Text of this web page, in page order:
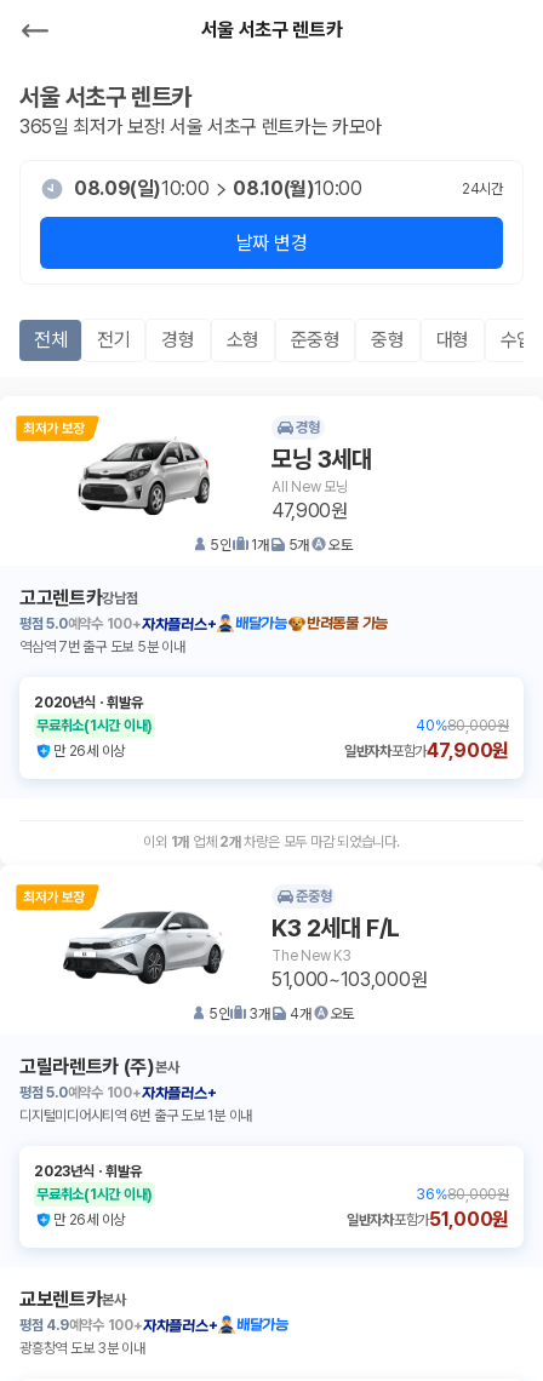
서울 서초구 렌트카
서울 서초구렌트카
365일 최저가 보장! 서울 서초구 렌트카는 카모아
08.09(일)10:00 08.10(월)10:00 24시간
날짜 변경
전체 전기 경형 소형 준중형 중형 대형 수입
경형
모닝 3세대
All New 모닝
47,900원
5인 1개 5개 오토
고고렌트카강남점
평점 5.0예약수 100+자차플러스+ 배달가능
반려동물 가능
역삼역 7번 출구 도보 5분 이내
2020년식 ㆍ휘발유
무료취소(1시간 이내) 40%80,000원
만 26세 이상
일반자차포함가47,900원
이외 1개 업체 2개 차량은 모두 마감 되었습니다.
준중형
K3 2세대 F/L
The New K3
51,000~103,000원
5인 3개 4개 오토
고릴라렌트카 (주)본사
평점 5.0예약수 100+자차플러스+
디지털미디어시티역 6번 출구 도보 1분 이내
2023년식 ㆍ휘발유
무료취소(1시간 이내) 36%80,000원
만 26세 이상
일반자차포함가51,000원
교보렌트카본사
평점 4.9예약수 100+자차플러스+
배달가능
광흥창역 도보 3분 이내